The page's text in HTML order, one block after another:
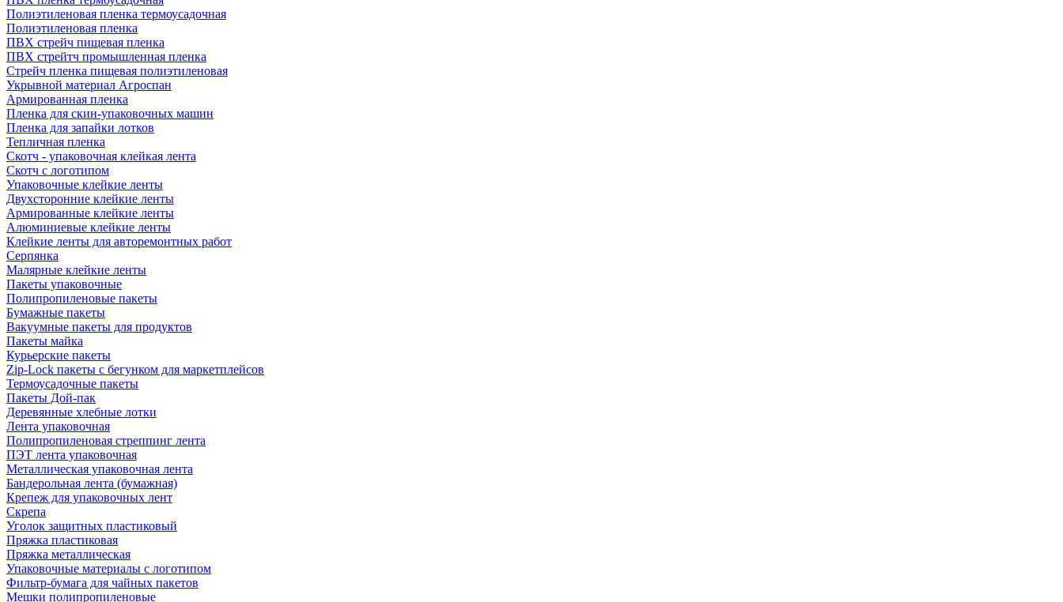
Полиэтиленовая пленка термоусадочная
Полиэтиленовая пленка
ПВХ стрейч пищевая пленка
ПВХ стрейтч промышленная пленка
Стрейч пленка пищевая полиэтиленовая
Укрывной материал Агроспан
Армированная пленка
Пленка для скин-упаковочных машин
Пленка для запайки лотков
Тепличная пленка
Скотч - упаковочная клейкая лента
Скотч с логотипом
Упаковочные клейкие ленты
Двухсторонние клейкие ленты
Армированные клейкие ленты
Алюминиевые клейкие ленты
Клейкие ленты для авторемонтных работ
Серпянка
Малярные клейкие ленты
Пакеты упаковочные
Полипропиленовые пакеты
Бумажные пакеты
Вакуумные пакеты для продуктов
Пакеты майка
Курьерские пакеты
Zip-Lock пакеты с бегунком для маркетплейсов
Термоусадочные пакеты
Пакеты Дой-пак
Деревянные хлебные лотки
Лента упаковочная
Полипропиленовая стреппинг лента
ПЭТ лента упаковочная
Металлическая упаковочная лента
Бандерольная лента (бумажная)
Крепеж для упаковочных лент
Скрепа
Уголок защитных пластиковый
Пряжка пластиковая
Пряжка металлическая
Упаковочные материалы с логотипом
Фильтр-бумага для чайных пакетов
Мешки полипропиленовые